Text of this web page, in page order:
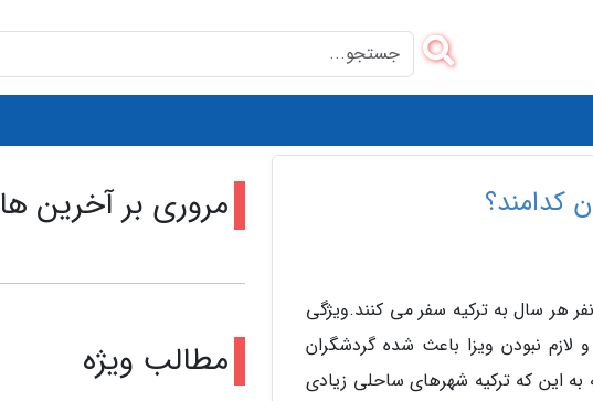
کدامند؟
ساحلی، جای تعجب نیست که بیش از 45 میلیون نفر هر سال به ترکیه سفر می کنند.ویژگی
نبودن ویزا باعث شده گردشگران
به این که ترکیه شهرهای ساحلی زیادی
مروری بر آخرین ها
مطالب ویژه